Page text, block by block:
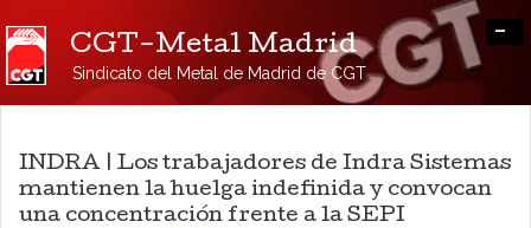
CGT-Metal Madrid
Sindicato del Metal de Madrid de CGT
-
INDRA | Los trabajadores de Indra Sistemas
mantienen la huelga indefinida y convocan
una concentración frente a la SEPI